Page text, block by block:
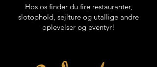
Hos os finder du fire restauranter,
slotophold, sejlture og utallige andre
oplevelser og eventyr!